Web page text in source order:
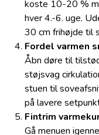
koste 10-20 %
hver 4.-6. uge.
30 cm frihøjde til
Fordel varmen
Åbn døre til
støjsvag
stuen til
på lavere
Fintrim
Gå menuen